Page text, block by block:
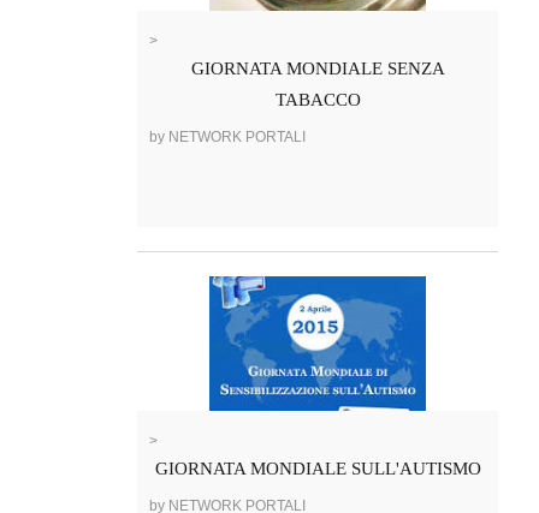
>
GIORNATA MONDIALE SENZA
TABACCO
by NETWORK PORTALI
>
GIORNATA MONDIALE SULL'AUTISMO
by NETWORK PORTALI